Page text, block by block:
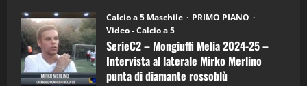
6)
–
Intervista
a
mister
Arturo
Carciotto
(Mongiuffi
Calcio a 5 Maschile
PRIMO PIANO
Video - Calcio a 5
SerieC2 – Mongiuffi Melia 2024-25 –
Intervista al laterale Mirko Merlino
punta di diamante rossoblù
4
“SportEmpire” in Podcast: 27^ Puntata
(Martedi 14 Aprile 2026)
15/04/2026